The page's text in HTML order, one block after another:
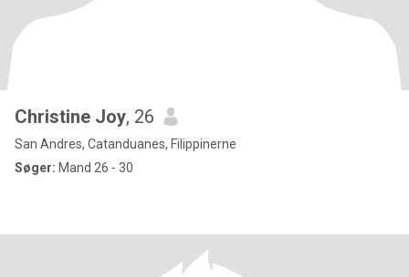
Christine Joy, 26
San Andres, Catanduanes, Filippinerne
Søger: Mand 26 - 30